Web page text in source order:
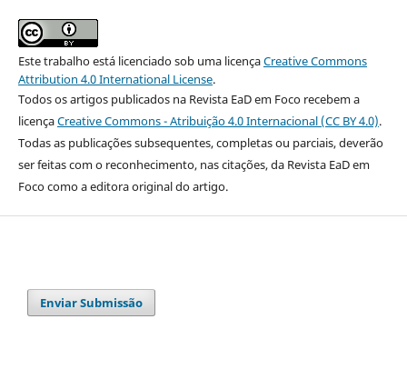
Este trabalho está licenciado sob uma licençaCreative Commons
Attribution 4.0 International License.
Todos os artigos publicados na Revista EaD em Foco recebem a
licençaCreative Commons - Atribuição 4.0 Internacional (CC BY 4.0).
Todas as publicações subsequentes, completas ou parciais, deverão
ser feitas com o reconhecimento, nas citações, da Revista EaD em
Foco como a editora original do artigo.
Enviar Submissão